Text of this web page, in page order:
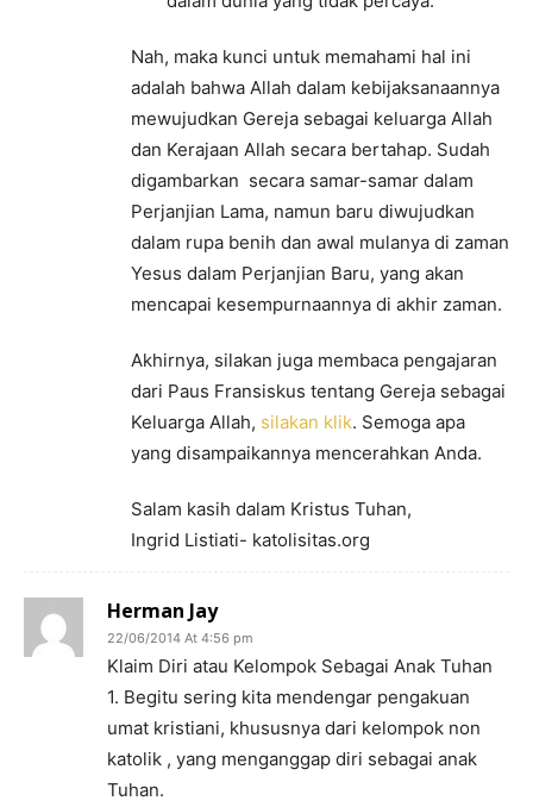
Nah, maka kunci untuk memahami hal ini
adalah bahwa Allah dalam kebijaksanaannya
mewujudkan Gereja sebagai keluarga Allah
dan Kerajaan Allah secara bertahap. Sudah
digambarkan secara samar-samar dalam
Perjanjian Lama, namun baru diwujudkan
dalam rupa benih dan awal mulanya di zaman
Yesus dalam Perjanjian Baru, yang akan
mencapai kesempurnaannya di akhir zaman.
Akhirnya, silakan juga membaca pengajaran
dari Paus Fransiskus tentang Gereja sebagai
Keluarga Allah, silakan klik. Semoga apa
yang disampaikannya mencerahkan Anda.
Salam kasih dalam Kristus Tuhan,
Ingrid Listiati- katolisitas.org
Herman Jay
22/06/2014 At 4:56 pm
Klaim Diri atau Kelompok Sebagai Anak Tuhan
1. Begitu sering kita mendengar pengakuan
umat kristiani, khususnya dari kelompok non
katolik , yang menganggap diri sebagai anak
Tuhan.